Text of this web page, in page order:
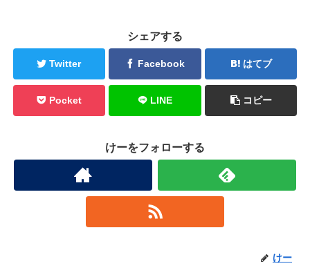
シェアする
Twitter Facebook はてブ
Pocket LINE コピー
けーをフォローする
けー